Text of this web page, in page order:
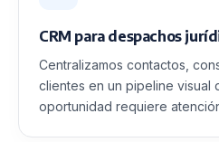
CRM para despachos
Centralizamos contactos,
clientes en un pipeline visual
oportunidad requiere